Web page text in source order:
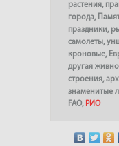
растения,
города,
праздники,
самолеты,
кроновые,
другая
строения,
знаменитые
FAO, РИО